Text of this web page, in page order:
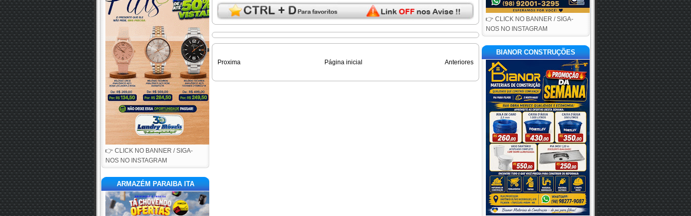
👉 CLICK NO BANNER / SIGA-
NOS NO INSTAGRAM
ARMAZÉM PARAIBA ITA
Proxima Anteriores
Página inicial
👉 CLICK NO BANNER / SIGA-
NOS NO INSTAGRAM
BIANOR CONSTRUÇÕES